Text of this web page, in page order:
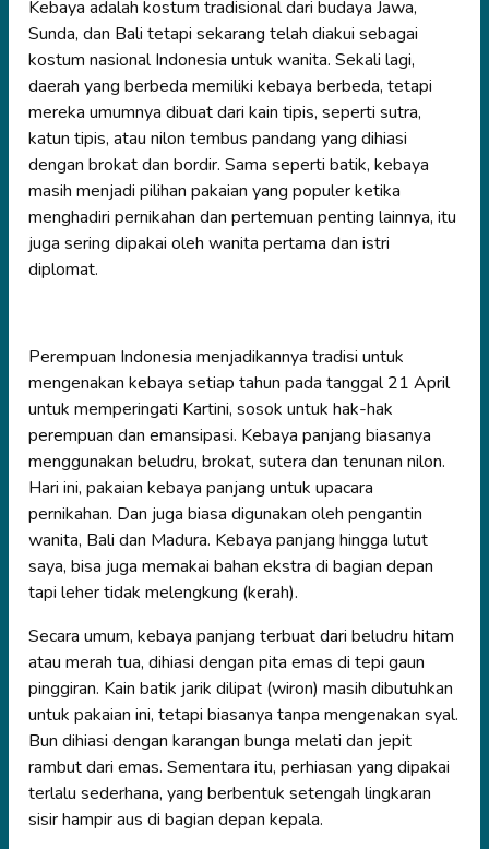
Kebaya adalah kostum tradisional dari budaya Jawa,
Sunda, dan Bali tetapi sekarang telah diakui sebagai
kostum nasional Indonesia untuk wanita. Sekali lagi,
daerah yang berbeda memiliki kebaya berbeda, tetapi
mereka umumnya dibuat dari kain tipis, seperti sutra,
katun tipis, atau nilon tembus pandang yang dihiasi
dengan brokat dan bordir. Sama seperti batik, kebaya
masih menjadi pilihan pakaian yang populer ketika
menghadiri pernikahan dan pertemuan penting lainnya, itu
juga sering dipakai oleh wanita pertama dan istri
diplomat.
Perempuan Indonesia menjadikannya tradisi untuk
mengenakan kebaya setiap tahun pada tanggal 21 April
untuk memperingati Kartini, sosok untuk hak-hak
perempuan dan emansipasi. Kebaya panjang biasanya
menggunakan beludru, brokat, sutera dan tenunan nilon.
Hari ini, pakaian kebaya panjang untuk upacara
pernikahan. Dan juga biasa digunakan oleh pengantin
wanita, Bali dan Madura. Kebaya panjang hingga lutut
saya, bisa juga memakai bahan ekstra di bagian depan
tapi leher tidak melengkung (kerah).
Secara umum, kebaya panjang terbuat dari beludru hitam
atau merah tua, dihiasi dengan pita emas di tepi gaun
pinggiran. Kain batik jarik dilipat (wiron) masih dibutuhkan
untuk pakaian ini, tetapi biasanya tanpa mengenakan syal.
Bun dihiasi dengan karangan bunga melati dan jepit
rambut dari emas. Sementara itu, perhiasan yang dipakai
terlalu sederhana, yang berbentuk setengah lingkaran
sisir hampir aus di bagian depan kepala.